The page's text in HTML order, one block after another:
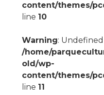
content/themes/
line 10
Warning:
/home/
old/wp-
content/themes/
line 11